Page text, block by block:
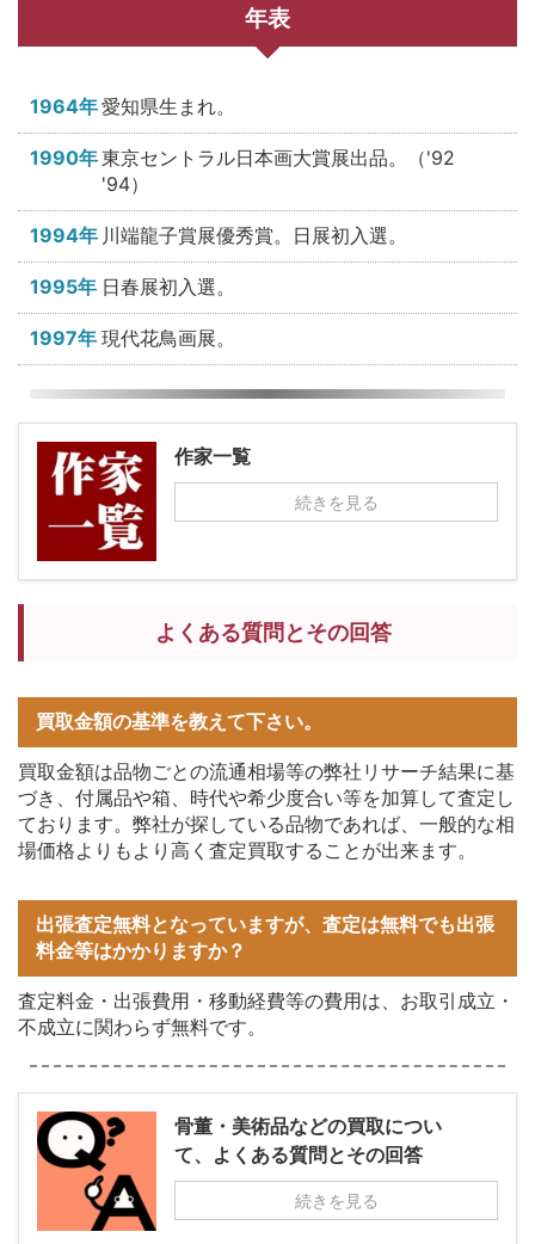
年表
1964年愛知県生まれ。
1990年東京セントラル日本画大賞展出品。（'92
'94）
1994年 川端龍子賞展優秀賞。日展初入選。
1995年 日春展初入選。
1997年 現代花鳥画展。
作家一覧
続きを見る
よくある質問とその回答
買取金額の基準を教えて下さい。
買取金額は品物ごとの流通相場等の弊社リサーチ結果に基
づき、付属品や箱、時代や希少度合い等を加算して査定し
ております。弊社が探している品物であれば、一般的な相
場価格よりもより高く査定買取することが出来ます。
出張査定無料となっていますが、査定は無料でも出張
料金等はかかりますか？
査定料金・出張費用・移動経費等の費用は、お取引成立・
不成立に関わらず無料です。
骨董・美術品などの買取につい
て、よくある質問とその回答
続きを見る